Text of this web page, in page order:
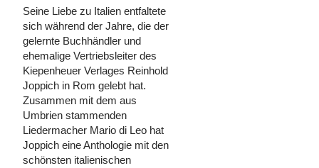
Seine Liebe zu Italien entfaltete
sich während der Jahre, die der
gelernte Buchhändler und
ehemalige Vertriebsleiter des
Kiepenheuer Verlages Reinhold
Joppich in Rom gelebt hat.
Zusammen mit dem aus
Umbrien stammenden
Liedermacher Mario di Leo hat
Joppich eine Anthologie mit den
schönsten italienischen